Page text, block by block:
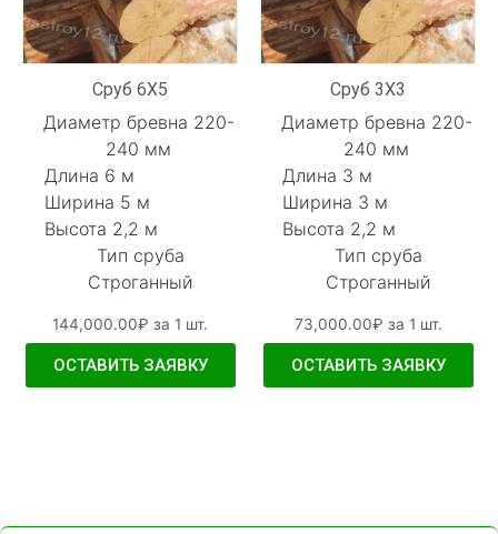
Сруб 6Х5
Диаметр бревна 220-
240 мм
Длина 6 м
Ширина 5 м
Высота 2,2 м
Тип сруба
Строганный
144,000.00₽ за 1 шт.
ОСТАВИТЬ ЗАЯВКУ
Сруб 3Х3
Диаметр бревна 220-
240 мм
Длина 3 м
Ширина 3 м
Высота 2,2 м
Тип сруба
Строганный
73,000.00₽ за 1 шт.
ОСТАВИТЬ ЗАЯВКУ